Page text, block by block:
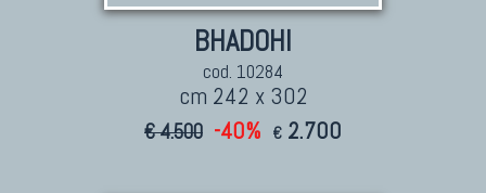
BHADOHI
cod. 10284
cm 242 x 302
€ 4.500 -40% € 2.700